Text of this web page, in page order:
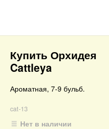
Купить Орхидея
Cattleya
Ароматная, 7-9 бульб.
cat-13
Нет в наличии